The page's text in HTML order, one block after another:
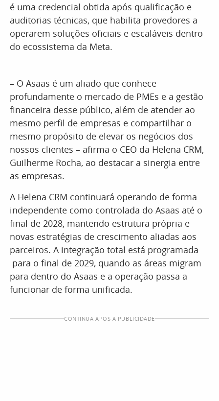
é uma credencial obtida após qualificação e
auditorias técnicas, que habilita provedores a
operarem soluções oficiais e escaláveis dentro
do ecossistema da Meta.
– O Asaas é um aliado que conhece
profundamente o mercado de PMEs e a gestão
financeira desse público, além de atender ao
mesmo perfil de empresas e compartilhar o
mesmo propósito de elevar os negócios dos
nossos clientes – afirma o CEO da Helena CRM,
Guilherme Rocha, ao destacar a sinergia entre
as empresas.
A Helena CRM continuará operando de forma
independente como controlada do Asaas até o
final de 2028, mantendo estrutura própria e
novas estratégias de crescimento aliadas aos
parceiros. A integração total está programada
para o final de 2029, quando as áreas migram
para dentro do Asaas e a operação passa a
funcionar de forma unificada.
CONTINUA APÓS A PUBLICIDADE